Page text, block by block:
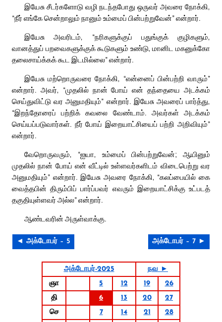
இயேசு சீடர்களோடு வழி நடந்தபோது ஒருவர் அவரை நோக்கி,
“நீர் எங்கே சென்றாலும் நானும் உம்மைப் பின்பற்றுவேன்” என்றார்.
இயேசு அவரிடம், “நரிகளுக்குப் பதுங்குக் குழிகளும்,
வானத்துப் பறவைகளுக்குக் கூடுகளும் உண்டு, மானிட மகனுக்கோ
தலைசாய்க்கக் கூட இடமில்லை” என்றார்.
இயேசு மற்றொருவரை நோக்கி, “என்னைப் பின்பற்றி வாரும்”
என்றார். அவர், “முதலில் நான் போய் என் தந்தையை அடக்கம்
செய்துவிட்டு வர அனுமதியும்” என்றார். இயேசு அவரைப் பார்த்து,
“இறந்தோரைப் பற்றிக் கவலை வேண்டாம். அவர்கள் அடக்கம்
செய்யப்படுவார்கள். நீர் போய் இறையாட்சியைப் பற்றி அறிவியும்”
என்றார்.
வேறொருவரும், “ஐயா, உம்மைப் பின்பற்றுவேன்; ஆயினும்
முதலில் நான் போய் என் வீட்டில் உள்ளவர்களிடம் விடைபெற்று வர
அனுமதியும்” என்றார். இயேசு அவரை நோக்கி, “கலப்பையில் கை
வைத்தபின் திரும்பிப் பார்ப்பவர் எவரும் இறையாட்சிக்கு உட்படத்
தகுதியுள்ளவர் அல்ல” என்றார்.
ஆண்டவரின் அருள்வாக்கு.
◄ அக்டோபர் – 5 அக்டோபர் – 7 ►
அக்டோபர்-2025
நவ ►
ஞா
5 12 19
26
தி
6 13 20
27
செ
7 14 21
28